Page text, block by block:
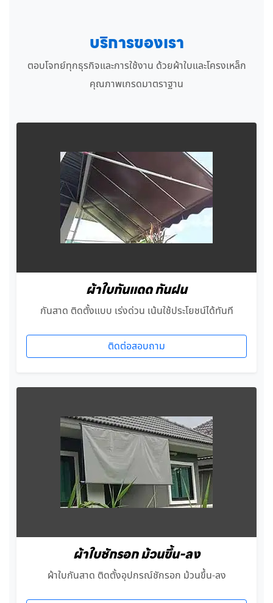
บริการของเรา
ตอบโจทย์ทุกธุรกิจและการใช้งาน ด้วยผ้าใบและโครงเหล็ก
คุณภาพเกรดมาตราฐาน
ผ้าใบกันแดด กันฝน
กันสาด ติดตั้งแบบ เร่งด่วน เน้นใช้ประโยชน์ได้ทันที
ติดต่อสอบถาม
ผ้าใบชักรอก ม้วนขึ้น-ลง
ผ้าใบกันสาด ติดตั้งอุปกรณ์ชักรอก ม้วนขึ้น-ลง